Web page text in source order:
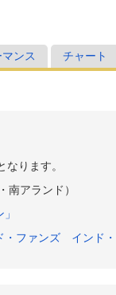
ンス チャート
ります。
南アランド）
・ファンズ インド